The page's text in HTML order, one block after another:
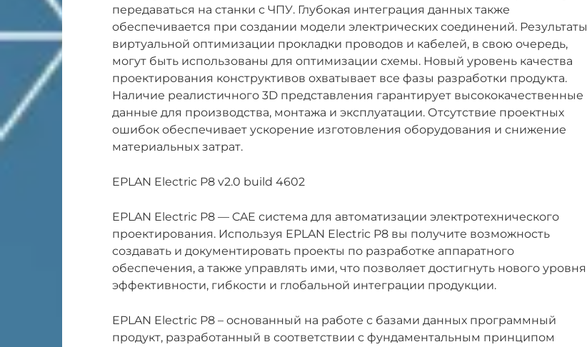
передаваться на станки с ЧПУ. Глубокая интеграция данных также
обеспечивается при создании модели электрических соединений. Результаты
виртуальной оптимизации прокладки проводов и кабелей, в свою очередь,
могут быть использованы для оптимизации схемы. Новый уровень качества
проектирования конструктивов охватывает все фазы разработки продукта.
Наличие реалистичного 3D представления гарантирует высококачественные
данные для производства, монтажа и эксплуатации. Отсутствие проектных
ошибок обеспечивает ускорение изготовления оборудования и снижение
материальных затрат.
EPLAN Electric P8 v2.0 build 4602
EPLAN Electric P8 — CAE система для автоматизации электротехнического
проектирования. Используя EPLAN Electric P8 вы получите возможность
создавать и документировать проекты по разработке аппаратного
обеспечения, а также управлять ими, что позволяет достигнуть нового уровня
эффективности, гибкости и глобальной интеграции продукции.
EPLAN Electric P8 – основанный на работе с базами данных программный
продукт, разработанный в соответствии с фундаментальным принципом